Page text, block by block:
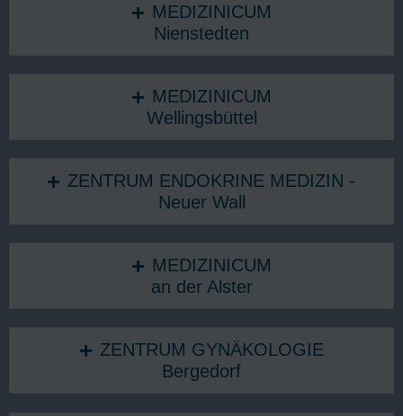
MEDIZINICUM
Nienstedten
MEDIZINICUM
Wellingsbüttel
ZENTRUM ENDOKRINE MEDIZIN -
Neuer Wall
MEDIZINICUM
an der Alster
ZENTRUM GYNÄKOLOGIE
Bergedorf